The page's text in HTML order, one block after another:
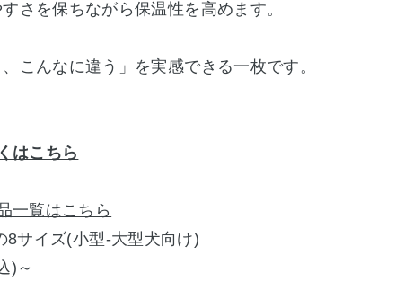
さを保ちながら保温性を高めます。
こんなに違う」を実感できる一枚です。
はこちら
一覧はこちら
8サイズ(小型-大型犬向け)
)～